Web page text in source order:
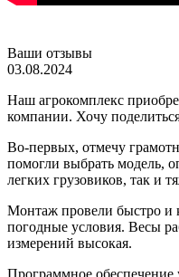
Ваши отзывы
03.08.2024
Наш агрокомплекс
компании. Хочу
Во-первых, отмечу
помогли выбрать модель,
легких грузовиков, так и
Монтаж провели быстро и
погодные условия. Весы
измерений высокая.
Программное